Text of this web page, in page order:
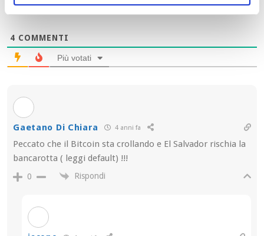
4 COMMENTI
Più votati
Gaetano Di Chiara 4 anni fa
Peccato che il Bitcoin sta crollando e El Salvador rischia la
bancarotta ( leggi default) !!!
0 Rispondi